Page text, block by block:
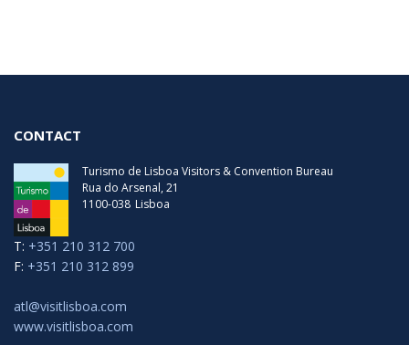
CONTACT
Turismo de Lisboa Visitors & Convention Bureau
Rua do Arsenal, 21
1100-038 Lisboa
T: +351 210 312 700
F: +351 210 312 899
atl@visitlisboa.com
www.visitlisboa.com